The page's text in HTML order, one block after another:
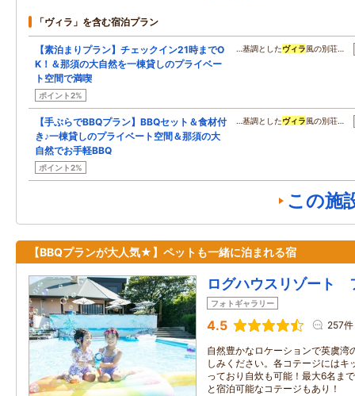
「ヴィラ」を含む宿泊プラン
【素泊まりプラン】チェックイン21時までO
K！＆那須の大自然を一棟貸しのプライベー
ト空間で満喫
ポイント2%
…基調としたヴィラ風の別荘…
【手ぶらでBBQプラン】BBQセット＆食材付
き♪一棟貸しのプライベート空間＆那須の大
自然でお手軽BBQ
ポイント2%
…基調としたヴィラ風の別荘…
この施
【BBQプランが大人気★】ペットも一緒に泊まれる宿
ログハウスリゾート
フォトギャラリー
4.5 257件
自然豊かなロケーションで英虞湾
しみください。各コテージにはキ
っており自炊も可能！最大6名ま
と宿泊可能なコテージもあり！